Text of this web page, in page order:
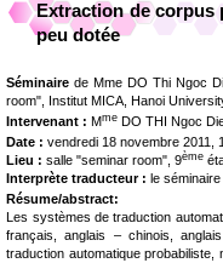
Extraction de corpus
peu dotée
Séminaire de Mme DO Thi Ngoc
room", Institut MICA, Hanoi
Intervenant : Mme DO THI Ngoc
Date : vendredi 18 novembre 2011,
Lieu : salle "seminar room", 9ème
Interprète traducteur : le
Résume/abstract:
Les systèmes de traduction
français, anglais – chinois,
traduction automatique